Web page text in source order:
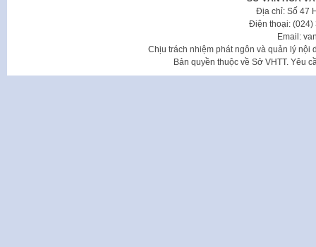
Địa chỉ: Số 47
Điện thoại: (024)
Email:
Chịu trách nhiệm phát ngôn và quản lý nội
Bản quyền thuộc về Sở VHTT. Yêu